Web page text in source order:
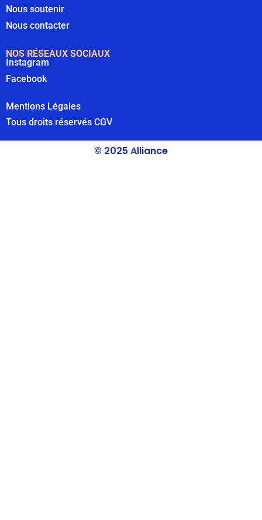
Nous soutenir
Nous contacter
NOS RÉSEAUX SOCIAUX
Instagram
Facebook
Mentions Légales
Tous droits réservés CGV
© 2025 Alliance